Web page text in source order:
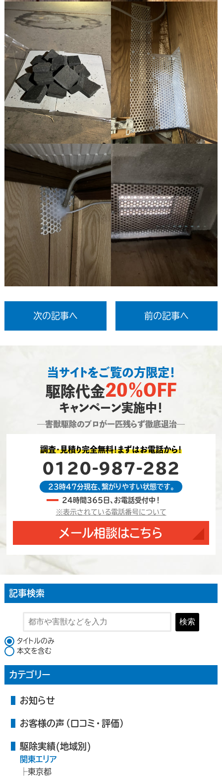
次の記事へ 前の記事へ
当サイトをご覧の方限定！
駆除代金20％OFF
キャンペーン実施中！
―害獣駆除のプロが一匹残らず徹底退治―
調査・見積り完全無料！まずはお電話から！
0120-987-282
23時47分現在、繋がりやすい状態です。
24時間365日、お電話受付中！
※表示されている電話番号について
メール相談はこちら
記事検索
検索
検索対象
タイトルのみ
本文を含む
カテゴリー
お知らせ
お客様の声（口コミ・評価）
駆除実績(地域別)
関東エリア
東京都